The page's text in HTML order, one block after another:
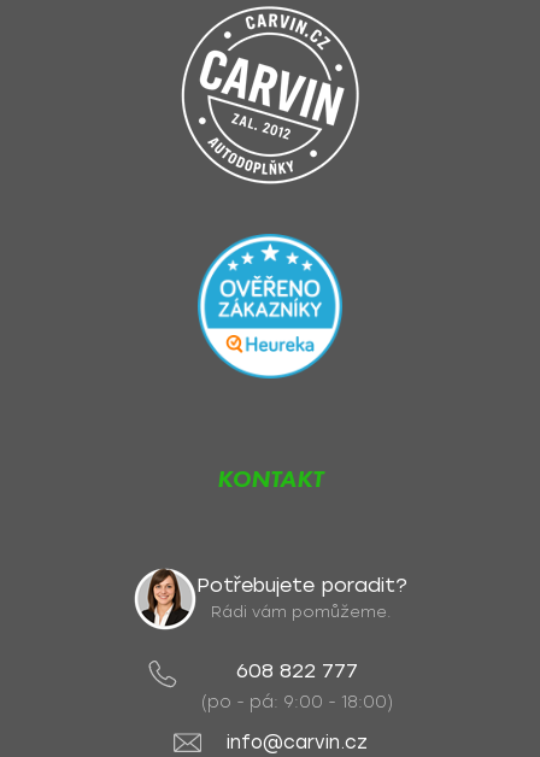
KONTAKT
Potřebujete poradit?
Rádi vám pomůžeme.
608 822 777
(po - pá: 9:00 - 18:00)
info@carvin.cz